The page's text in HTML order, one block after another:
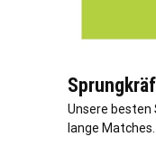
Unsere besten
lange